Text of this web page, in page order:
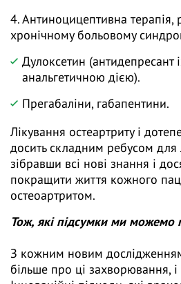
4. Антиноцицептивна терапія,
хронічному больовому
Дулоксетин (антидепресант
анальгетичною дією).
Прегабаліни, габапентини.
Лікування остеартриту і
досить складним ребусом для
зібравши всі нові знання і
покращити життя кожного
остеоартритом.
Тож, які підсумки ми можемо
З кожним новим
більше про ці захворювання,